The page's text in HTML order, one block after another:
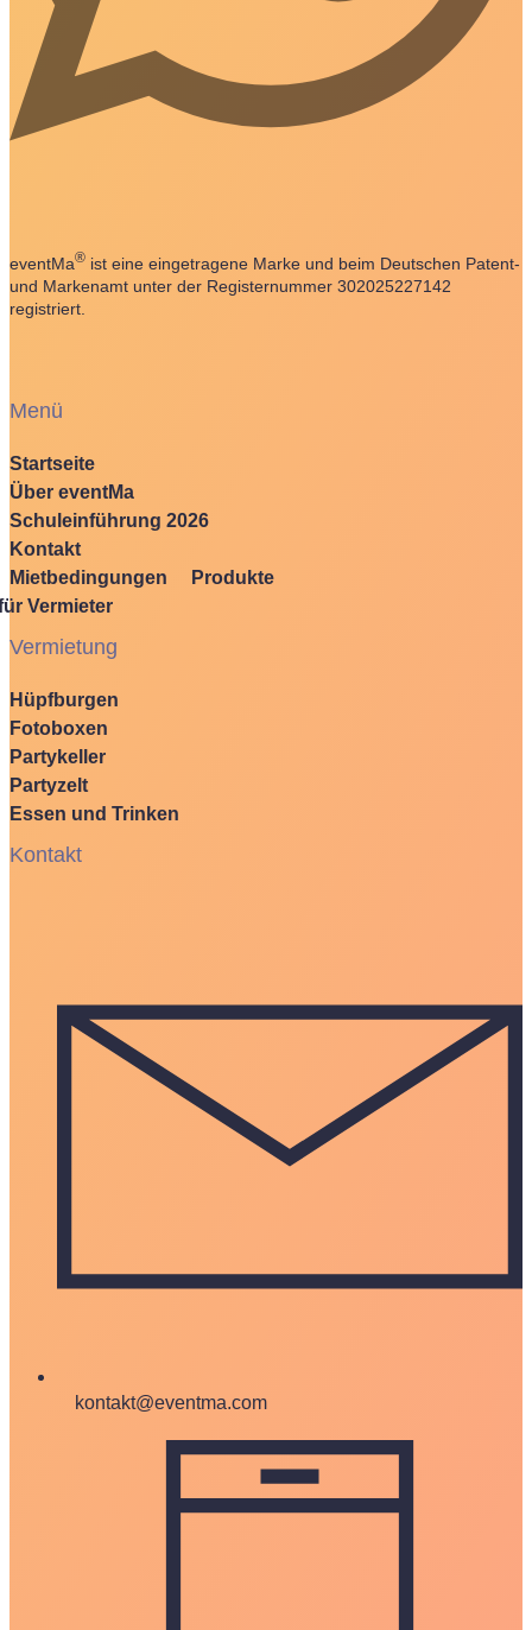
eventMa® ist eine eingetragene Marke und beim Deutschen Patent-
und Markenamt unter der Registernummer 302025227142
registriert.
Menü
Startseite
Über eventMa
Schuleinführung 2026
Kontakt
Mietbedingungen
Produkte
Vermieter
Vermietung
Hüpfburgen
Fotoboxen
Partykeller
Partyzelt
Essen und Trinken
Kontakt
kontakt@eventma.com